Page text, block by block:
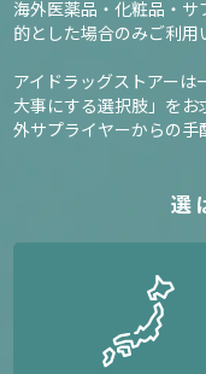
海外医薬品・化粧品・サ
的とした場合のみご利用
アイドラッグストアーは
大事にする選択肢」をお
外サプライヤーからの手
選